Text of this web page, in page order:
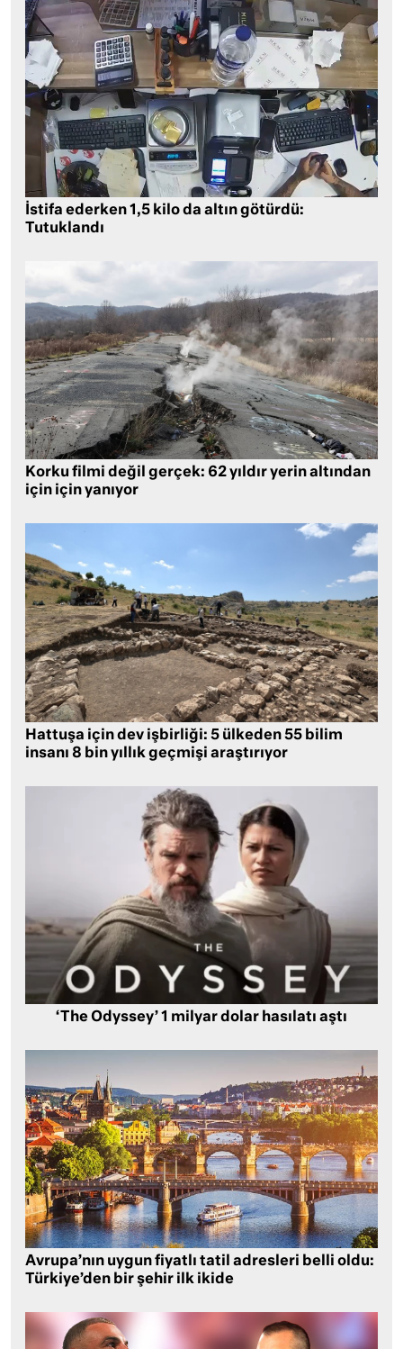
İstifa ederken 1,5 kilo da altın götürdü:
Tutuklandı
Korku filmi değil gerçek: 62 yıldır yerin altından
için için yanıyor
Hattuşa için dev işbirliği: 5 ülkeden 55 bilim
insanı 8 bin yıllık geçmişi araştırıyor
‘The Odyssey’ 1 milyar dolar hasılatı aştı
Avrupa’nın uygun fiyatlı tatil adresleri belli oldu:
Türkiye’den bir şehir ilk ikide